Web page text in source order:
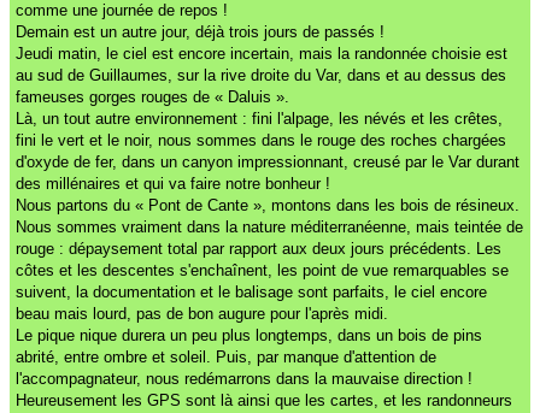
comme une journée de repos !
Demain est un autre jour, déjà trois jours de passés !
Jeudi matin, le ciel est encore incertain, mais la randonnée choisie est
au sud de Guillaumes, sur la rive droite du Var, dans et au dessus des
fameuses gorges rouges de « Daluis ».
Là, un tout autre environnement : fini l'alpage, les névés et les crêtes,
fini le vert et le noir, nous sommes dans le rouge des roches chargées
d'oxyde de fer, dans un canyon impressionnant, creusé par le Var durant
des millénaires et qui va faire notre bonheur !
Nous partons du « Pont de Cante », montons dans les bois de résineux.
Nous sommes vraiment dans la nature méditerranéenne, mais teintée de
rouge : dépaysement total par rapport aux deux jours précédents. Les
côtes et les descentes s'enchaînent, les point de vue remarquables se
suivent, la documentation et le balisage sont parfaits, le ciel encore
beau mais lourd, pas de bon augure pour l'après midi.
Le pique nique durera un peu plus longtemps, dans un bois de pins
abrité, entre ombre et soleil. Puis, par manque d'attention de
l'accompagnateur, nous redémarrons dans la mauvaise direction !
Heureusement les GPS sont là ainsi que les cartes, et les randonneurs